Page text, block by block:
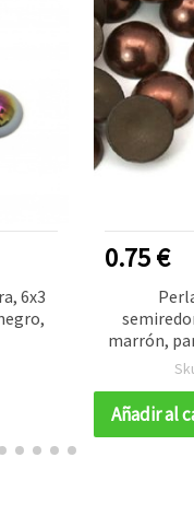
6x3
0.75 €
marrón,
Añadir al